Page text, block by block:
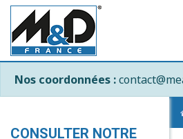
Nos coordonnées :
CONSULTER NOTRE